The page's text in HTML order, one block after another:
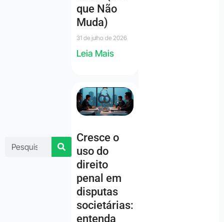
que Não
Muda)
31 de julho de 2026
Leia Mais
Cresce o
uso do
direito
penal em
disputas
societárias:
entenda